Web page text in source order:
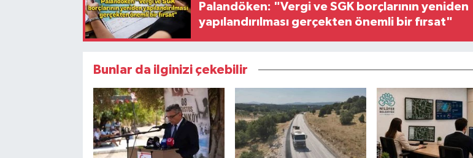
Palandöken: "Vergi ve SGK borçlarının yeniden
yapılandırılması gerçekten önemli bir fırsat"
Bunlar da ilginizi çekebilir